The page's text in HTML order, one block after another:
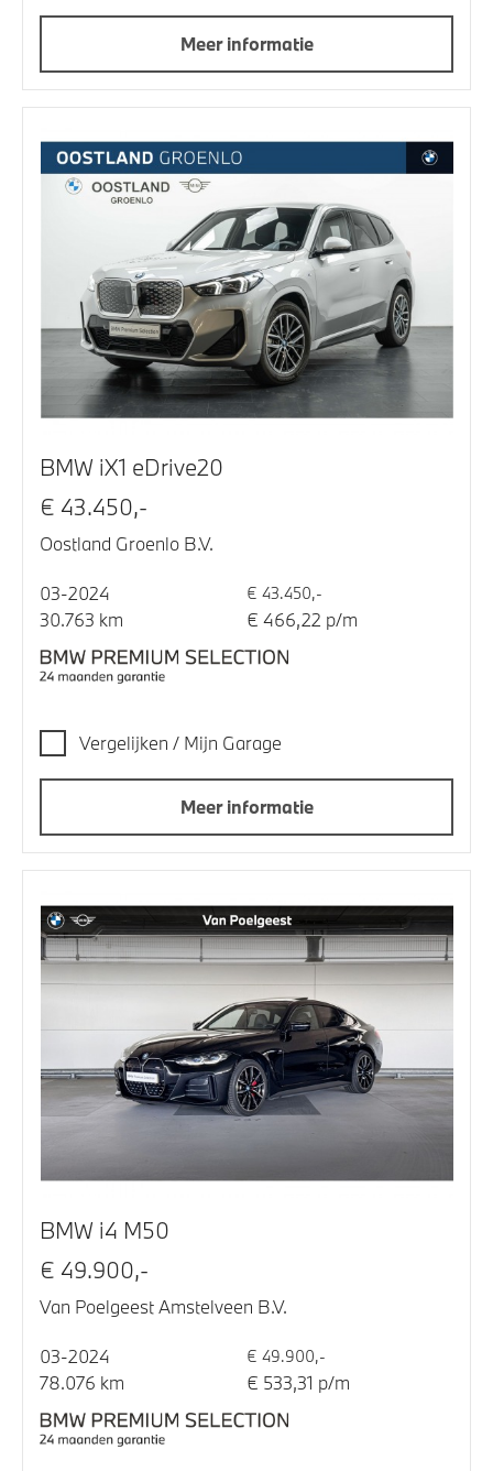
Meer informatie
BMW iX1 eDrive20
€ 43.450,-
Oostland Groenlo B.V.
03-2024 € 43.450,-
30.763 km € 466,22 p/m
Vergelijken / Mijn Garage
Meer informatie
BMW i4 M50
€ 49.900,-
Van Poelgeest Amstelveen B.V.
03-2024 € 49.900,-
78.076 km € 533,31 p/m